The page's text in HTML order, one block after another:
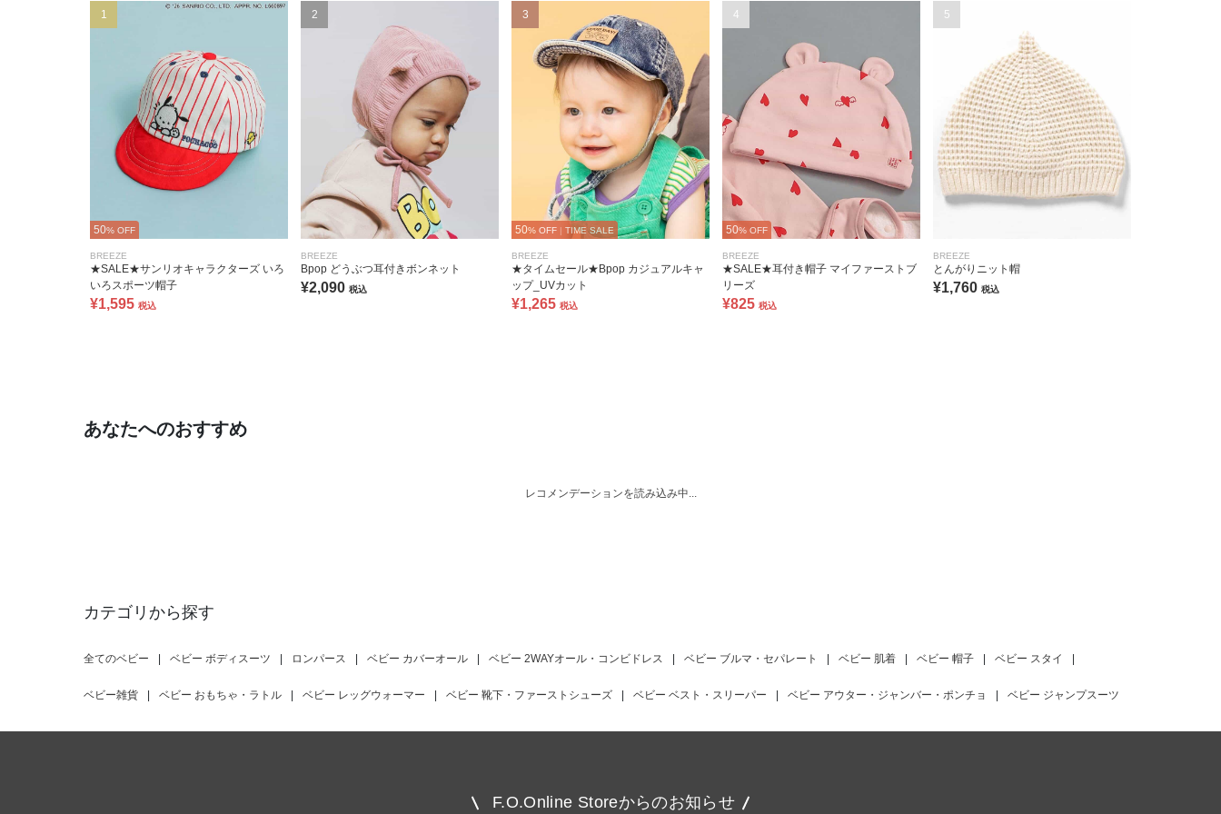
1
50% OFF
BREEZE
★SALE★サンリオキャラクターズ いろ
いろスポーツ帽子
¥1,595 税込
2
BREEZE
Bpop どうぶつ耳付きボンネット
¥2,090 税込
3
50% OFF | TIME SALE
BREEZE
★タイムセール★Bpop カジュアルキャ
ップ_UVカット
¥1,265 税込
4
50% OFF
BREEZE
★SALE★耳付き帽子 マイファーストブ
リーズ
¥825 税込
5
BREEZE
とんがりニット帽
¥1,760 税込
あなたへのおすすめ
レコメンデーションを読み込み中...
カテゴリから探す
全てのベビー ベビー ボディスーツ ロンパース ベビー カバーオール ベビー 2WAYオール・コンビドレス ベビー ブルマ・セパレート ベビー 肌着 ベビー 帽子 ベビー スタイ
ベビー雑貨 ベビー おもちゃ・ラトル ベビー レッグウォーマー ベビー 靴下・ファーストシューズ ベビー ベスト・スリーパー ベビー アウター・ジャンバー・ポンチョ ベビー ジャンプスーツ
F.O.Online Storeからのお知らせ